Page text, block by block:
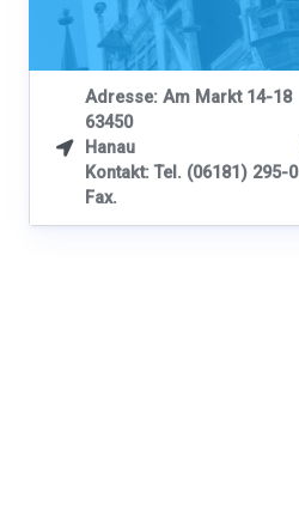

Adresse: Am Markt 14-18
63450
Hanau
Kontakt: Tel. (06181) 295-0
Fax.